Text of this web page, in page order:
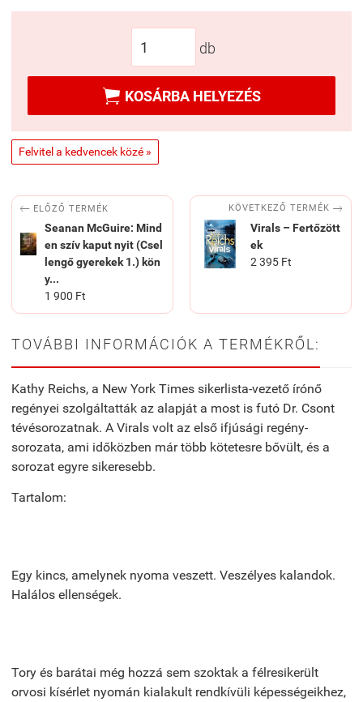
db
 KOSÁRBA HELYEZÉS
Felvitel a kedvencek közé »
 ELŐZŐ TERMÉK
Seanan McGuire: Mind
en szív kaput nyit (Csel
lengő gyerekek 1.) kön
y...
1 900 Ft
KÖVETKEZŐ TERMÉK 
Virals – Fertőzött
ek
2 395 Ft
TOVÁBBI INFORMÁCIÓK A TERMÉKRŐL:
Kathy Reichs, a New York Times sikerlista-vezető írónő
regényei szolgáltatták az alapját a most is futó Dr. Csont
tévésorozatnak. A Virals volt az első ifjúsági regény-
sorozata, ami időközben már több kötetesre bővült, és a
sorozat egyre sikeresebb.
Tartalom:
Egy kincs, amelynek nyoma veszett. Veszélyes kalandok.
Halálos ellenségek.
Tory és barátai még hozzá sem szoktak a félresikerült
orvosi kísérlet nyomán kialakult rendkívüli képességeikhez,